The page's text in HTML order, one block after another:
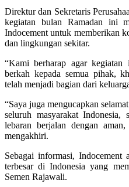
Direktur dan Sekretaris
kegiatan bulan Ramadan ini
Indocement untuk memberikan
dan lingkungan sekitar.
“Kami berharap agar
berkah kepada semua pihak,
telah menjadi bagian dari
“Saya juga mengucapkan
seluruh masyarakat
lebaran berjalan dengan
mengakhiri.
Sebagai informasi, Indocement
terbesar di Indonesia yang
Semen Rajawali.